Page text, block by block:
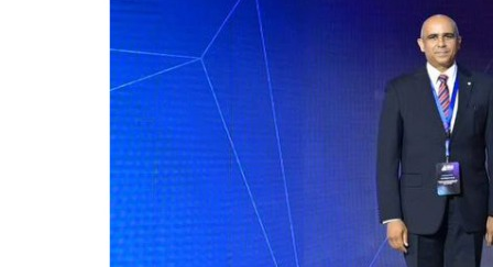
المصاريف الدراسية لطلاب الدراسات العليا
البرامج الدراسية
الدكتوراة
برنامج الماجستير
برنامج الماجستير المهنى
ماجستير الأدارة المستدامة للأراضى
لوائح برامج الدراسات العليا
(الأوراق المطلوبة للتسجيل (ماجستير/ دكتوراه
التقدم للدراسات العليا إلكترونيا